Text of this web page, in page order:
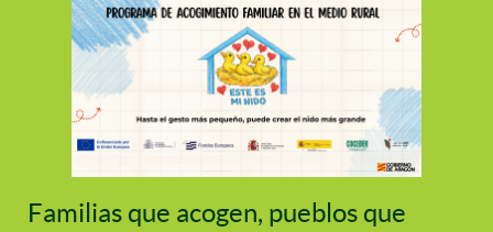
Familias que acogen, pueblos que